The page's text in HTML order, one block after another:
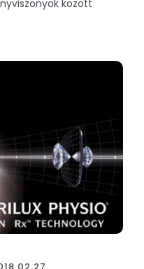
között